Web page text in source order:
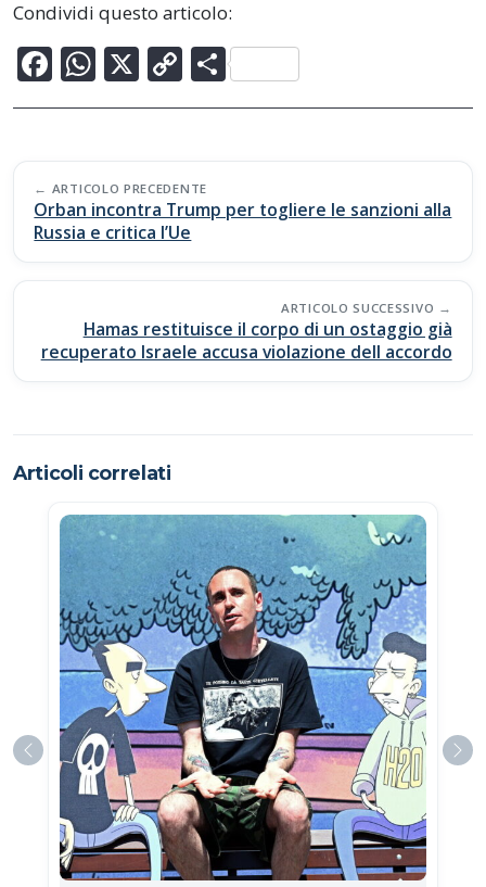
Condividi questo articolo:
F
ac
b
o
o
k
W
h
s
A
p
p
X C
o
y
Li
n
k
C
o
di
vi
Post
navigation
ARTICOLO PRECEDENTE
Orban incontra Trump per togliere le sanzioni alla
Russia e critica l’Ue
ARTICOLO SUCCESSIVO
Hamas restituisce il corpo di un ostaggio già
recuperato Israele accusa violazione dell accordo
Articoli correlati